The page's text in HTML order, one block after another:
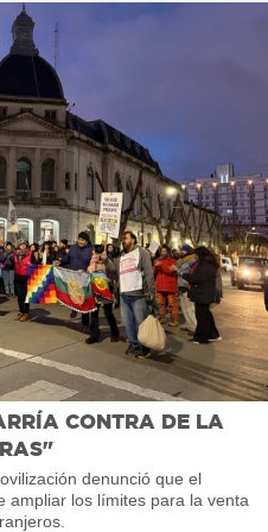
CONTRA DE LA
denunció que el
ampliar los límites para la venta